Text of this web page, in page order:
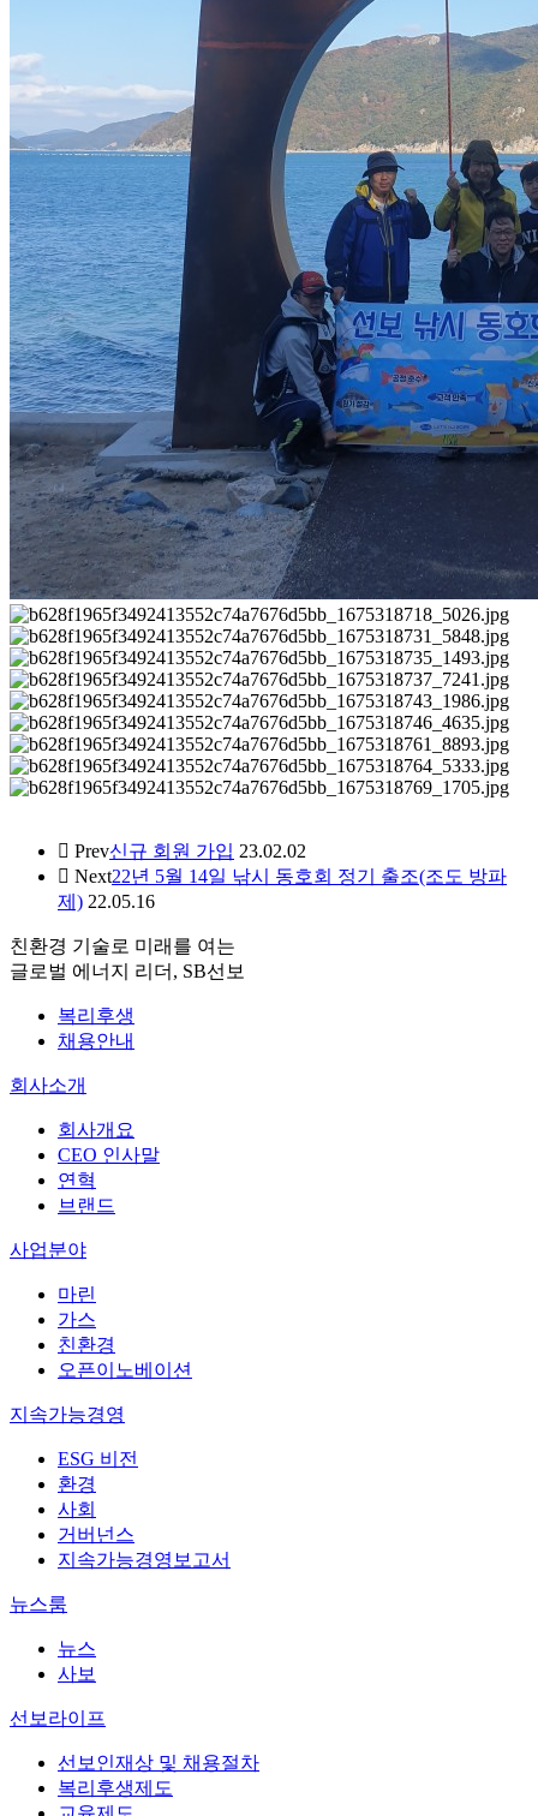
Prev신규 회원 가입 23.02.02
Next22년 5월 14일 낚시 동호회 정기 출조(조도 방파
제) 22.05.16
친환경 기술로 미래를 여는
글로벌 에너지 리더, SB선보
복리후생
채용안내
회사소개
회사개요
CEO 인사말
연혁
브랜드
사업분야
마린
가스
친환경
오픈이노베이션
지속가능경영
ESG 비전
환경
사회
거버넌스
지속가능경영보고서
뉴스룸
뉴스
사보
선보라이프
선보인재상 및 채용절차
복리후생제도